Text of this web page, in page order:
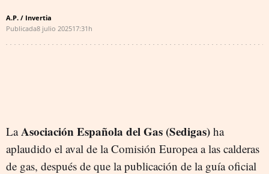
A.P. / Invertia
Publicada8 julio 202517:31h
LaAsociación Española del Gas (Sedigas) ha
aplaudido el aval de la Comisión Europea a las calderas
de gas, después de que la publicación de la guía oficial